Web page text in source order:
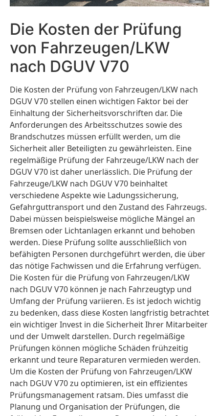
Die Kosten der Prüfung
von Fahrzeugen/LKW
nach DGUV V70
Die Kosten der Prüfung von Fahrzeugen/LKW nach
DGUV V70 stellen einen wichtigen Faktor bei der
Einhaltung der Sicherheitsvorschriften dar. Die
Anforderungen des Arbeitsschutzes sowie des
Brandschutzes müssen erfüllt werden, um die
Sicherheit aller Beteiligten zu gewährleisten. Eine
regelmäßige Prüfung der Fahrzeuge/LKW nach der
DGUV V70 ist daher unerlässlich. Die Prüfung der
Fahrzeuge/LKW nach DGUV V70 beinhaltet
verschiedene Aspekte wie Ladungssicherung,
Gefahrguttransport und den Zustand des Fahrzeugs.
Dabei müssen beispielsweise mögliche Mängel an
Bremsen oder Lichtanlagen erkannt und behoben
werden. Diese Prüfung sollte ausschließlich von
befähigten Personen durchgeführt werden, die über
das nötige Fachwissen und die Erfahrung verfügen.
Die Kosten für die Prüfung von Fahrzeugen/LKW
nach DGUV V70 können je nach Fahrzeugtyp und
Umfang der Prüfung variieren. Es ist jedoch wichtig
zu bedenken, dass diese Kosten langfristig betrachtet
ein wichtiger Invest in die Sicherheit Ihrer Mitarbeiter
und der Umwelt darstellen. Durch regelmäßige
Prüfungen können mögliche Schäden frühzeitig
erkannt und teure Reparaturen vermieden werden.
Um die Kosten der Prüfung von Fahrzeugen/LKW
nach DGUV V70 zu optimieren, ist ein effizientes
Prüfungsmanagement ratsam. Dies umfasst die
Planung und Organisation der Prüfungen, die